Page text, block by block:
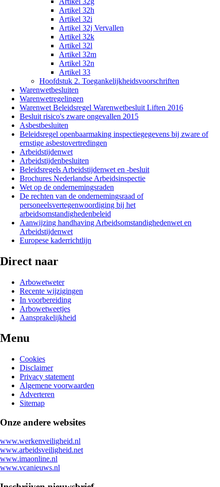
Artikel 32h
Artikel 32i
Artikel 32j Vervallen
Artikel 32k
Artikel 32l
Artikel 32m
Artikel 32n
Artikel 33
Hoofdstuk 2. Toegankelijkheidsvoorschriften
Warenwetbesluiten
Warenwetregelingen
Warenwet Beleidsregel Warenwetbesluit Liften 2016
Besluit risico's zware ongevallen 2015
Asbestbesluiten
Beleidsregel openbaarmaking inspectiegegevens bij zware of
ernstige asbestovertredingen
Arbeidstijdenwet
Arbeidstijdenbesluiten
Beleidsregels Arbeidstijdenwet en -besluit
Brochures Nederlandse Arbeidsinspectie
Wet op de ondernemingsraden
De rechten van de ondernemingsraad of
personeelsvertegenwoordiging bij het
arbeidsomstandighedenbeleid
Aanwijzing handhaving Arbeidsomstandighedenwet en
Arbeidstijdenwet
Europese kaderrichtlijn
Direct naar
Arbowetweter
Recente wijzigingen
In voorbereiding
Arbowetweetjes
Aansprakelijkheid
Menu
Cookies
Disclaimer
Privacy statement
Algemene voorwaarden
Adverteren
Sitemap
Onze andere websites
www.werkenveiligheid.nl
www.arbeidsveiligheid.net
www.imaonline.nl
www.vcanieuws.nl